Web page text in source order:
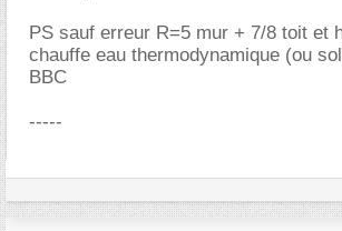
PS sauf erreur R=5 mur + 7/8 toit et
chauffe eau thermodynamique (ou
BBC
-----